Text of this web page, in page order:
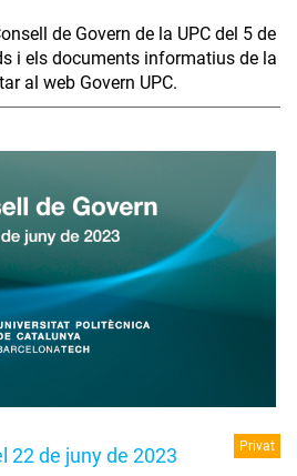
de Govern de la UPC del 5 de
i els documents informatius de la
al web Govern UPC.
22 de juny de 2023 Privat